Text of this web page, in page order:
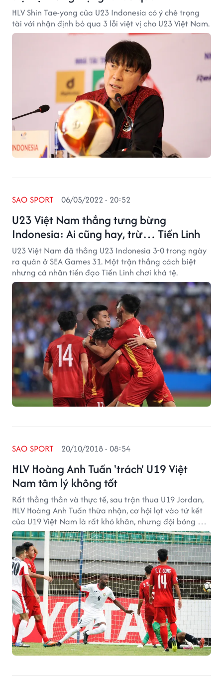
HLV Shin Tae-yong của U23 Indonesia có ý chê trọng
tài với nhận định bỏ qua 3 lỗi việt vị cho U23 Việt Nam.
U23 Việt Nam thắng tưng bừng
Indonesia: Ai cũng hay, trừ… Tiến Linh
SAO SPORT 06/05/2022 - 20:52
U23 Việt Nam đã thắng U23 Indonesia 3-0 trong ngày
ra quân ở SEA Games 31. Một trận thắng cách biệt
nhưng cá nhân tiền đạo Tiến Linh chơi khá tệ.
HLV Hoàng Anh Tuấn 'trách' U19 Việt
Nam tâm lý không tốt
SAO SPORT 20/10/2018 - 08:54
Rất thẳng thắn và thực tế, sau trận thua U19 Jordan,
HLV Hoàng Anh Tuấn thừa nhận, cơ hội lọt vào tứ kết
của U19 Việt Nam là rất khó khăn, nhưng đội bóng áo
đỏ vẫn còn hy vọng.